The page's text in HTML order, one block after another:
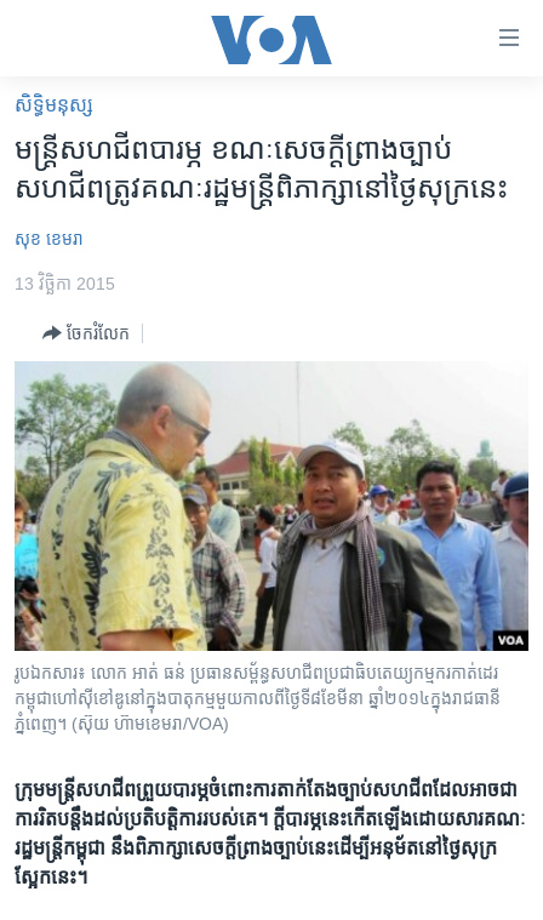
គេហទំព័រ​
ទាក់ទង
និង​
ទំព័រ​
រំលង​
និង​
ចូល​
ទៅ​
ទំព័រ​
រចនា
សម្ព័ន្ធ​
រំលង​
និង​
ទៅ​
កាន់​
ស្វែង​
រក
អន្តរជាតិ
ហេឡូវីអូអេ
កម្ពុជាច្នៃប្រតិដ្ឋ
ព្រឹត្តិការណ៍ព័ត៌មាន
ទូរទស្សន៍ / វីដេអូ​
វិទ្យុ / ផតខាសថ៍
កម្មវិធីទាំងអស់
Khmer English
បណ្តាញ​សង្គម
សិទ្ធិ​មនុស្ស
មន្ត្រី​សហជីព​បារម្ភ​ ខណៈ​​សេចក្តី​ព្រាង​ច្បាប់​
សហជីព​ត្រូវ​គណៈរដ្ឋ​មន្ត្រី​ពិភាក្សា​នៅ​ថ្ងៃ​សុក្រ​នេះ
សុខ ខេមរា
13 វិច្ឆិកា 2015
ចែករំលែក
រូបឯកសារ៖ លោក​ អាត់ ធន់ ​ប្រធាន​សម្ព័ន្ធ​សហជីព​ប្រជាធិបតេយ្យ​កម្មករ​កាត់​ដេរ​
កម្ពុជា​ហៅ​ស៊ីខៅ​ឌូ​​​នៅ​ក្នុង​បាតុកម្ម​មួយ​កាល​ពី​ថ្ងៃ​ទី​៨​ខែ​មីនា ឆ្នាំ​២០១៤​ក្នុង​រាជធានី​
ភ្នំពេញ។ (ស៊ុយ ហ៊ាមខេមរា/VOA)
ក្រុម​មន្ត្រី​សហជីព​ព្រួយ​បារម្ភ​ចំពោះ​ការ​តាក់តែង​ច្បាប់​សហជីព​ដែល​អាច​ជា​
ការ​រិតបន្តឹង​ដល់​ប្រតិបត្តិការ​របស់​គេ។​ ​ក្តី​បារម្ភនេះ​កើតឡើង​ដោយសារ​គណៈ​
រដ្ឋមន្ត្រី​កម្ពុជា ​នឹង​​ពិភាក្សា​សេចក្តីព្រាង​ច្បាប់​នេះ​​ដើម្បី​អនុម័ត​នៅ​ថ្ងៃ​សុក្រ​
ស្អែក​​នេះ។